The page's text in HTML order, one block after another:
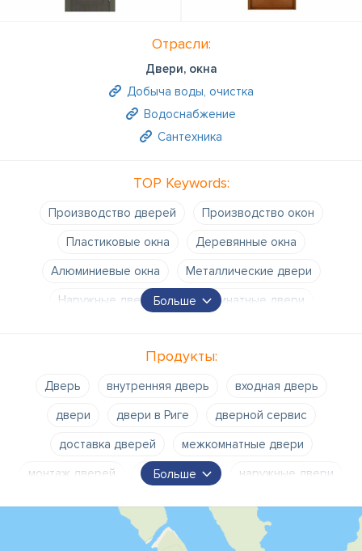
Отрасли:
Двери, окна
Добыча воды, очистка
Водоснабжение
Сантехника
TOP Keywords:
Производство дверей
Производство окон
Пластиковые окна
Деревянные окна
Алюминиевые окна
Металлические двери
Наружные двери
Межкомнатные двери
Раздвижные двери
Стеклянные двери
Больше
Продукты:
Дверь внутренняя дверь
входная дверь
двери
двери в Риге
дверной сервис
доставка дверей
межкомнатные двери
монтаж дверей
монтаж окон
наружные двери
сервис окон
торговля дверьми
Больше